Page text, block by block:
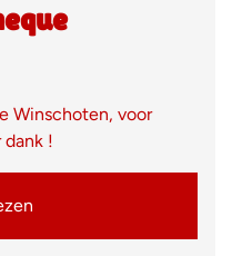
Winschoten, voor
!